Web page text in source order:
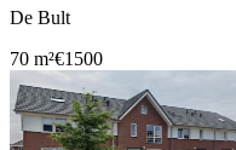
De Bult
70 m²€1500